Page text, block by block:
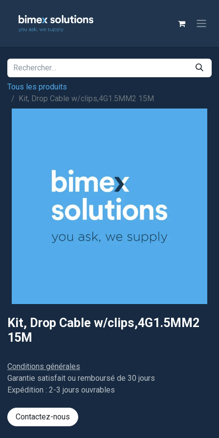
Tous les produits
Kit, Drop Cable w/clips,4G1.5MM2 15M
Kit, Drop Cable w/clips,4G1.5MM2
15M
Conditions générales
Garantie satisfait ou remboursé de 30 jours
Expédition : 2-3 jours ouvrables
Contactez-nous